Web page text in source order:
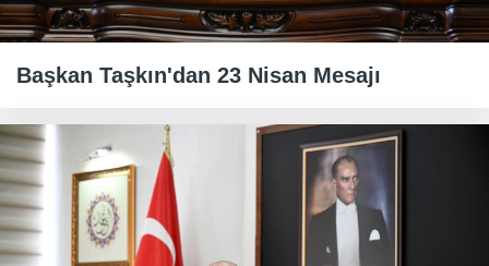
Başkan Taşkın'dan 23 Nisan Mesajı